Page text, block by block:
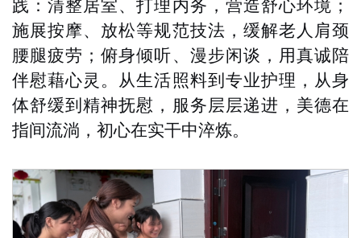
施展按摩、放松等规范技法，缓解老人肩颈
腰腿疲劳；俯身倾听、漫步闲谈，用真诚陪
伴慰藉心灵。从生活照料到专业护理，从身
体舒缓到精神抚慰，服务层层递进，美德在
指间流淌，初心在实干中淬炼。